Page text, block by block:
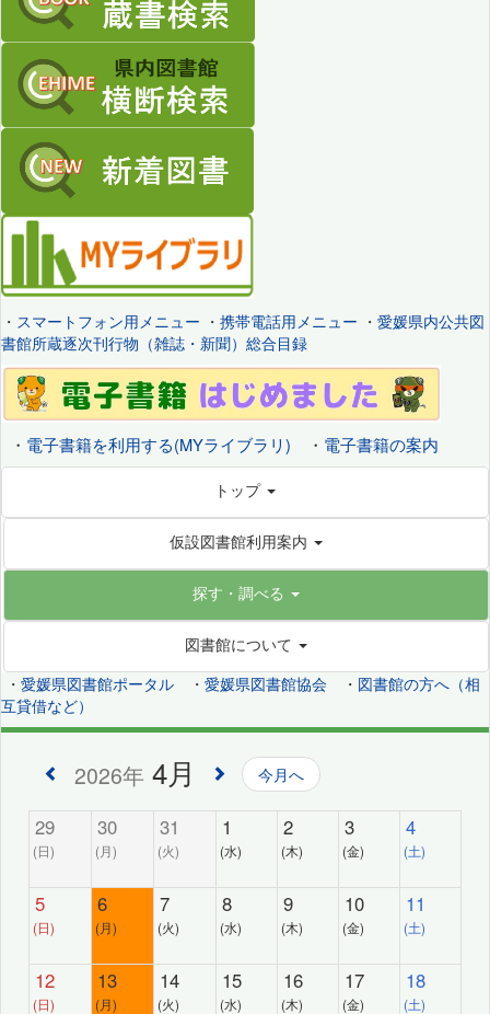
・ スマートフォン用メニュー ・ 携帯電話用メニュー ・ 愛媛県内公共図
書館所蔵逐次刊行物（雑誌・新聞）総合目録
・ 電子書籍を利用する(MYライブラリ) ・ 電子書籍の案内
トップ
仮設図書館利用案内
探す・調べる
図書館について
・ 愛媛県図書館ポータル ・ 愛媛県図書館協会 ・ 図書館の方へ（相
互貸借など）
2026年 4月 今月へ
29
(日)
30
(月)
31
(火)
1
(水)
2
(木)
3
(金)
4
(土)
5
(日)
6
(月)
7
(火)
8
(水)
9
(木)
10
(金)
11
(土)
12
(日)
13
(月)
14
(火)
15
(水)
16
(木)
17
(金)
18
(土)